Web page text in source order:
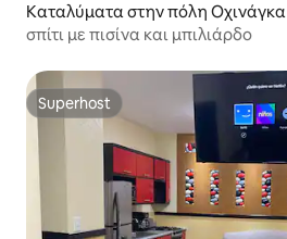
Καταλύματα στην πόλη Οχινάγκα
σπίτι με πισίνα και μπιλιάρδο
Superhost
Superhost